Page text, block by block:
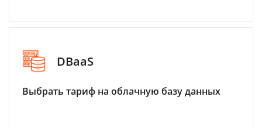
DBaaS
Выбрать тариф на облачную базу данных